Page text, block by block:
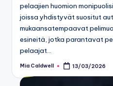
pelaajien huomion
joissa yhdistyvät suositut
mukaansatempaavat
esineitä, jotka parantavat
pelaajat…
Posted
Mia Caldwell 13/03/2026